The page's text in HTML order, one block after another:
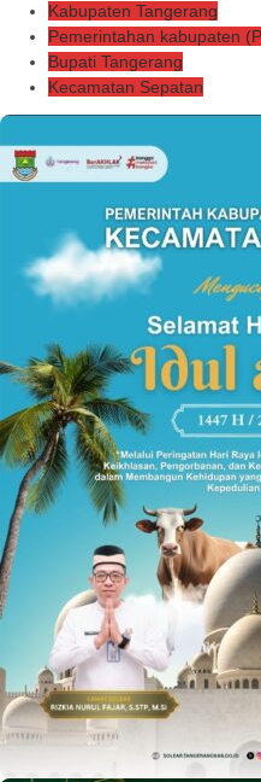
Kabupaten Tangerang
Pemerintahan kabupaten
Bupati Tangerang
Kecamatan Sepatan